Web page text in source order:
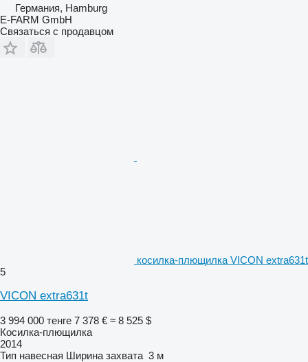
Германия, Hamburg
E-FARM GmbH
Связаться с продавцом
косилка-плющилка VICON extra631t
5
VICON extra631t
3 994 000 тенге 7 378 € ≈ 8 525 $
Косилка-плющилка
2014
Тип навесная Ширина захвата 3 м